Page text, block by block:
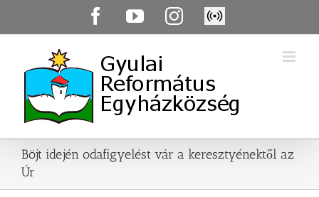
FacebookYouTubeInstagram
Élő
közvetítés
Böjt idején odafigyelést vár a keresztyénektől az
Úr